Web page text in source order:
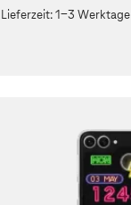
Lieferzeit:1-3 Werktage